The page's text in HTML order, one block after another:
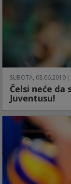
SUBOTA, 08.06.2019
Čelsi neće
Juventusu!